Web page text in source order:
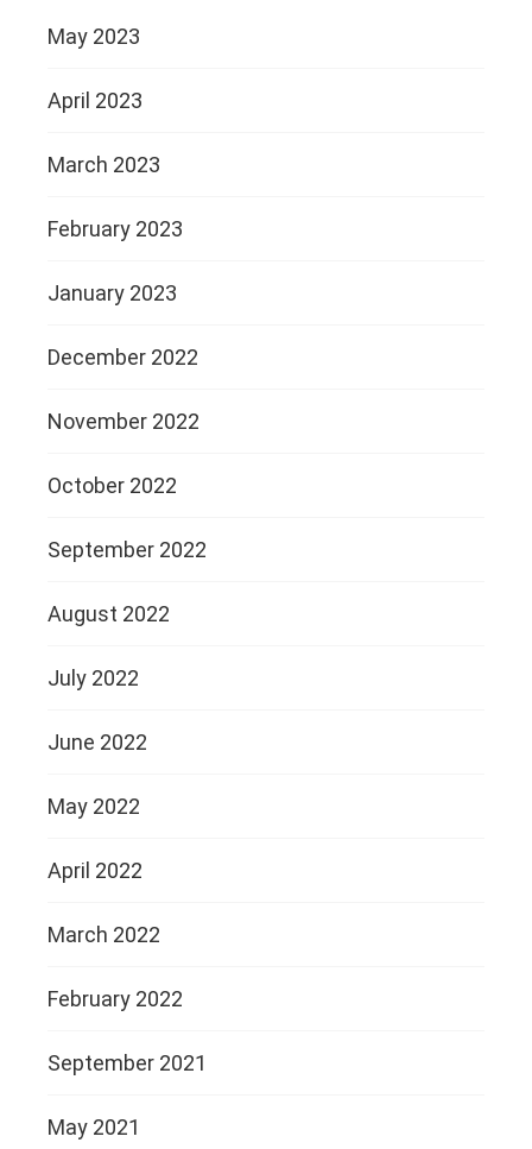
May 2023
April 2023
March 2023
February 2023
January 2023
December 2022
November 2022
October 2022
September 2022
August 2022
July 2022
June 2022
May 2022
April 2022
March 2022
February 2022
September 2021
May 2021